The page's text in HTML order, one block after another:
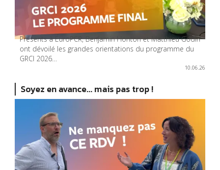
Présents à EuroPCR, Benjamin Honton et Matthieu Godin
ont dévoilé les grandes orientations du programme du
GRCI 2026…
10.06.26
Soyez en avance... mais pas trop !